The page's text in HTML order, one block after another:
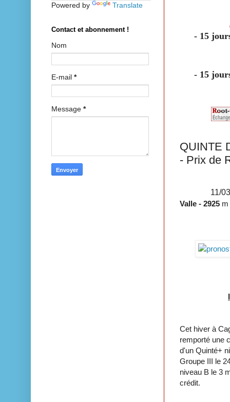
- 15
- 15
QUINTE
- Prix de
11/
Valle - 2925 m
Cet hiver à
remporté une
d'un Quinté+
Groupe III le
niveau B le 3
crédit.
Powered by Translate
Contact et abonnement !
Nom
E-mail *
Message *